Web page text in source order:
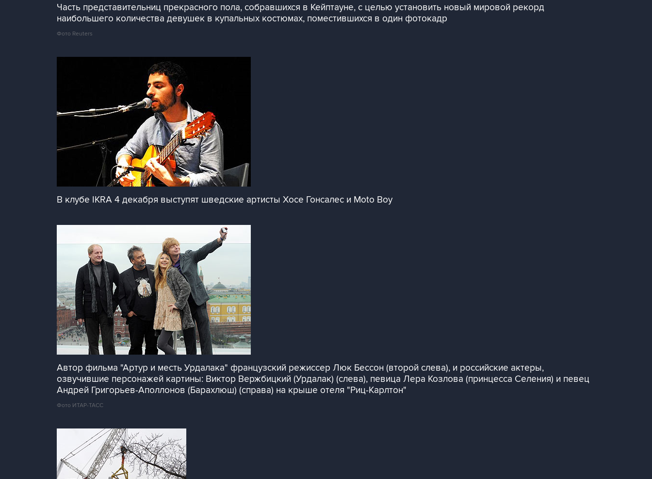
Часть представительниц прекрасного пола, собравшихся в Кейптауне, с целью установить новый мировой рекорд
наибольшего количества девушек в купальных костюмах, поместившихся в один фотокадр
Фото Reuters
В клубе IKRA 4 декабря выступят шведские артисты Хосе Гонсалес и Moto Boy
Автор фильма "Артур и месть Урдалака" французский режиссер Люк Бессон (второй слева), и российские актеры,
озвучившие персонажей картины: Виктор Вержбицкий (Урдалак) (слева), певица Лера Козлова (принцесса Селения) и певец
Андрей Григорьев-Аполлонов (Барахлюш) (справа) на крыше отеля "Риц-Карлтон"
Фото ИТАР-ТАСС